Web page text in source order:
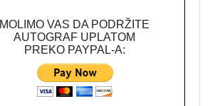
MOLIMO VAS DA PODRŽITE
AUTOGRAF UPLATOM
PREKO PAYPAL-A: